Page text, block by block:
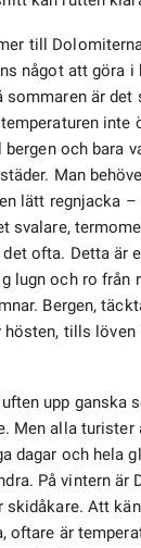
till
något att göra i
sommaren är det
inte
och bara
Man
lätt regnjacka
svalare,
ofta. Detta är
lugn och ro från
Bergen,
tills
upp ganska
Men alla turister
dagar och hela
På vintern är
Att
oftare är